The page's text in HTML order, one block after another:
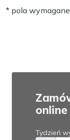
* pola wymagane